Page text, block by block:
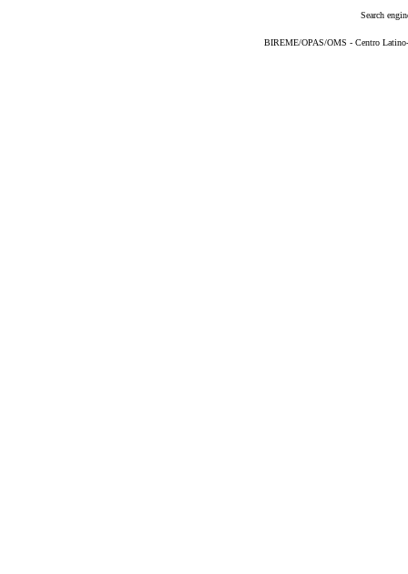
Search
BIREME/OPAS/OMS - Centro Latino-